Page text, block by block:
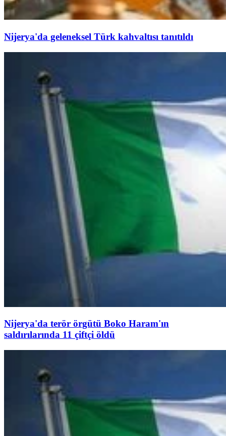
Nijerya'da geleneksel Türk kahvaltısı tanıtıldı
Nijerya'da terör örgütü Boko Haram'ın
saldırılarında 11 çiftçi öldü